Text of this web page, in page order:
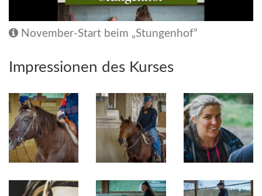
November-Start beim „Stungenhof“
Impressionen des Kurses